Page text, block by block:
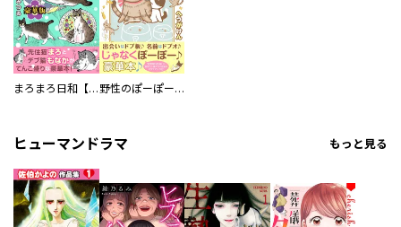
まろまろ日和【豪華版】 野性のぽーぽー【豪華版】
ヒューマンドラマ もっと見る